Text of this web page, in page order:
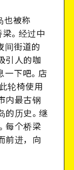
也被称
。经过中
间街道的
引人的咖
一下吧。店
轮椅使用
内最古钢
的历史。继
每个桥梁
前进，向